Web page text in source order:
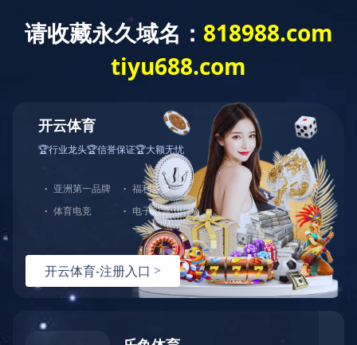
公司介绍